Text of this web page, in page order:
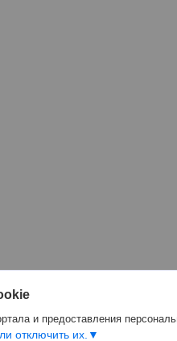
и предоставления
отключить их.